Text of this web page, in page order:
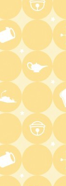
ラウンジ
1:50
テレ朝サマ
1:52
全力坂
1:57
FRUITS